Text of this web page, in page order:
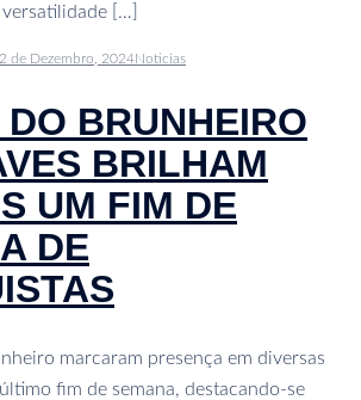
[…]
2 de Dezembro, 2024Noticias
BRUNHEIRO
BRILHAM
UM FIM DE
DE
marcaram presença em diversas
fim de semana, destacando-se